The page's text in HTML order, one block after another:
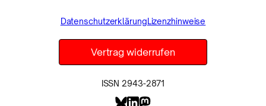
DatenschutzerklärungLizenzhinweise
Vertrag widerrufen
ISSN 2943-2871